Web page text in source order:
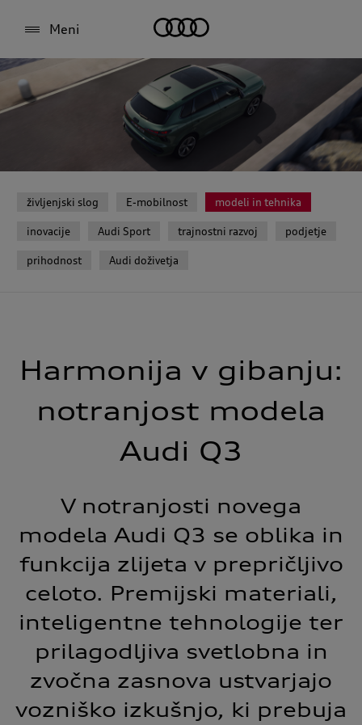
Meni
življenjski slog E-mobilnost modeli in tehnika
inovacije Audi Sport trajnostni razvoj podjetje
prihodnost Audi doživetja
Harmonija v gibanju:
notranjost modela
Audi Q3
V notranjosti novega
modela Audi Q3 se oblika in
funkcija zlijeta v prepričljivo
celoto. Premijski materiali,
inteligentne tehnologije ter
prilagodljiva svetlobna in
zvočna zasnova ustvarjajo
vozniško izkušnjo, ki prebuja